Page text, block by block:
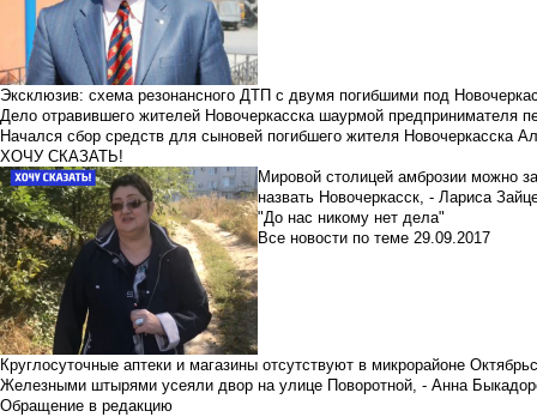
Эксклюзив: схема резонансного ДТП с двумя погибшими под
Дело отравившего жителей Новочеркасска шаурмой предпринимателя
Начался сбор средств для сыновей погибшего жителя Новочеркасска
ХОЧУ СКАЗАТЬ!
Мировой столицей амброзии можно
назвать Новочеркасск, - Лариса
"До нас никому нет дела"
Все новости по теме 29.09.2017
Круглосуточные аптеки и магазины отсутствуют в микрорайоне
Железными штырями усеяли двор на улице Поворотной, - Анна
Обращение в редакцию